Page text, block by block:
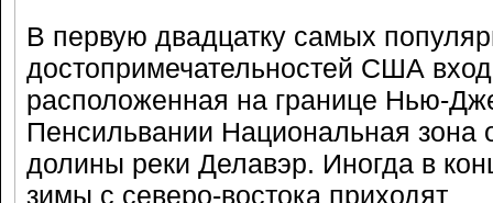
В первую двадцатку самых
достопримечательностей США
расположенная на границе Нью-
Пенсильвании Национальная зона
долины реки Делавэр. Иногда в
зимы с северо-востока приходят